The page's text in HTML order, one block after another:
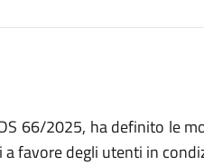
66/2025, ha definito le
favore degli utenti in